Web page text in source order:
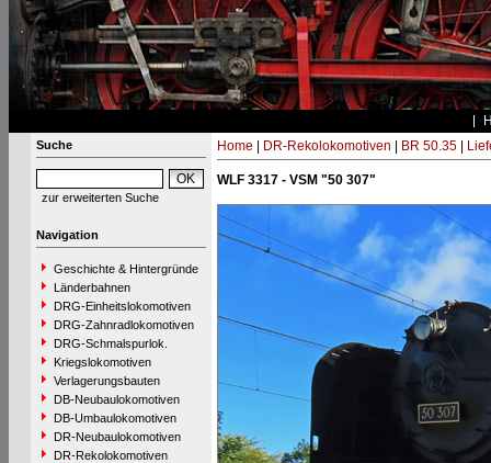
Suche
zur erweiterten Suche
Navigation
Geschichte & Hintergründe
Länderbahnen
DRG-Einheitslokomotiven
DRG-Zahnradlokomotiven
DRG-Schmalspurlok.
Kriegslokomotiven
Verlagerungsbauten
DB-Neubaulokomotiven
DB-Umbaulokomotiven
DR-Neubaulokomotiven
DR-Rekolokomotiven
Home DR-Rekolokomotiven BR 50.35|
WLF 3317 - VSM "50 307"